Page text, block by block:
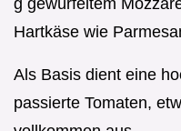
g gewürfeltem
Hartkäse wie
Als Basis dient eine
passierte Tomaten,